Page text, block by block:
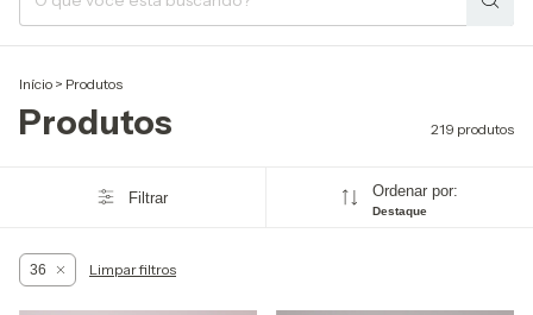
Início > Produtos
Produtos 219 produtos
Filtrar Ordenar por:
Destaque
36 Limpar filtros